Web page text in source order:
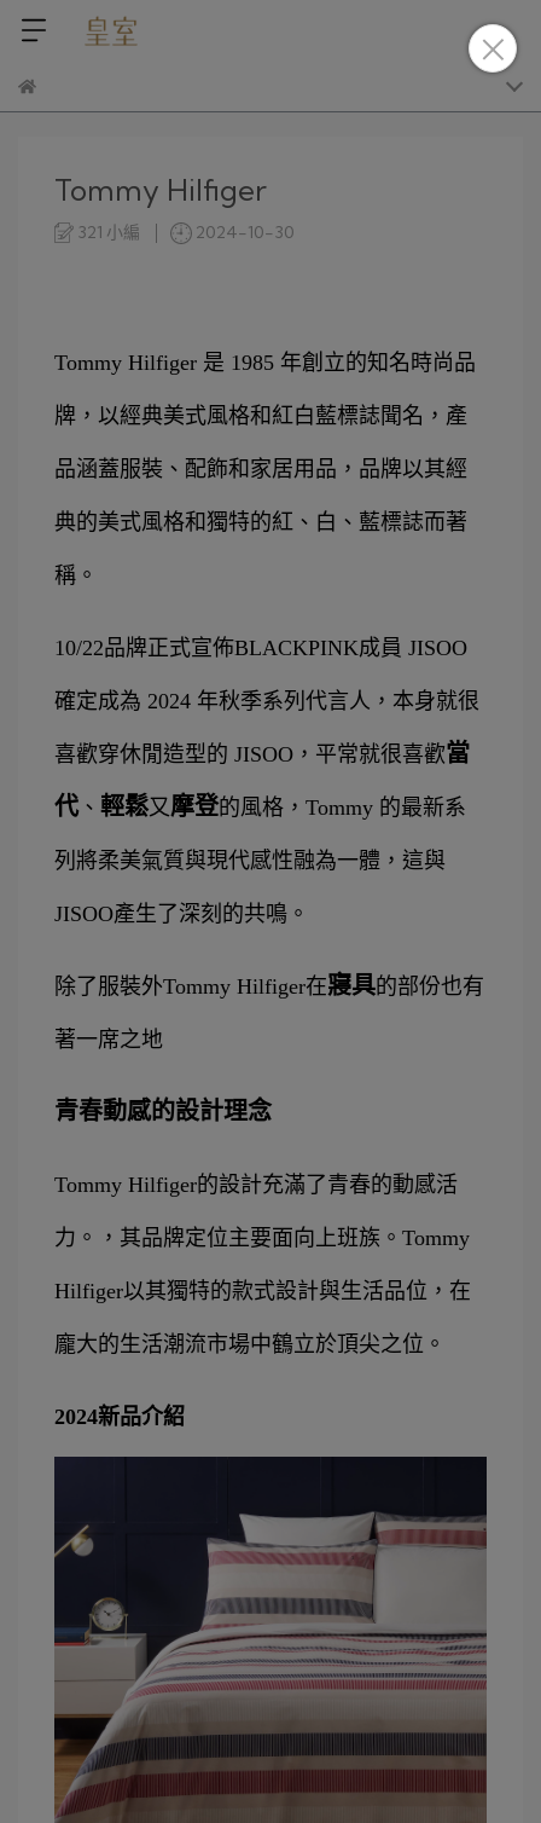
Tommy Hilfiger
321 小編 2024-10-30
Tommy Hilfiger 是 1985 年創立的知名時尚品
牌，以經典美式風格和紅白藍標誌聞名，產
品涵蓋服裝、配飾和家居用品，品牌以其經
典的美式風格和獨特的紅、白、藍標誌而著
稱。
10/22品牌正式宣佈BLACKPINK成員 JISOO
確定成為 2024 年秋季系列代言人，本身就很
喜歡穿休閒造型的 JISOO，平常就很喜歡當
代 、 輕鬆又摩登的風格，Tommy 的最新系
列將柔美氣質與現代感性融為一體，這與
JISOO產生了深刻的共鳴。
除了服裝外Tommy Hilfiger在寢具的部份也有
著一席之地
青春動感的設計理念
Tommy Hilfiger的設計充滿了青春的動感活
力。，其品牌定位主要面向上班族。Tommy
Hilfiger以其獨特的款式設計與生活品位，在
龐大的生活潮流市場中鶴立於頂尖之位。
2024新品介紹